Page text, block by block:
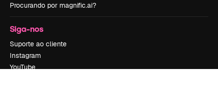
Procurando por magnific.ai?
Siga-nos
Suporte ao cliente
Instagram
YouTube